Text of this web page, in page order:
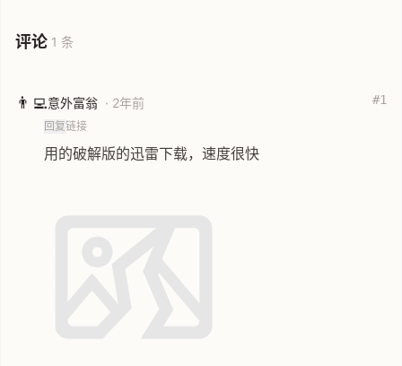
评论 1 条
👨‍💻意外富翁 · 2年前 #1
回复链接
用的破解版的迅雷下载，速度很快